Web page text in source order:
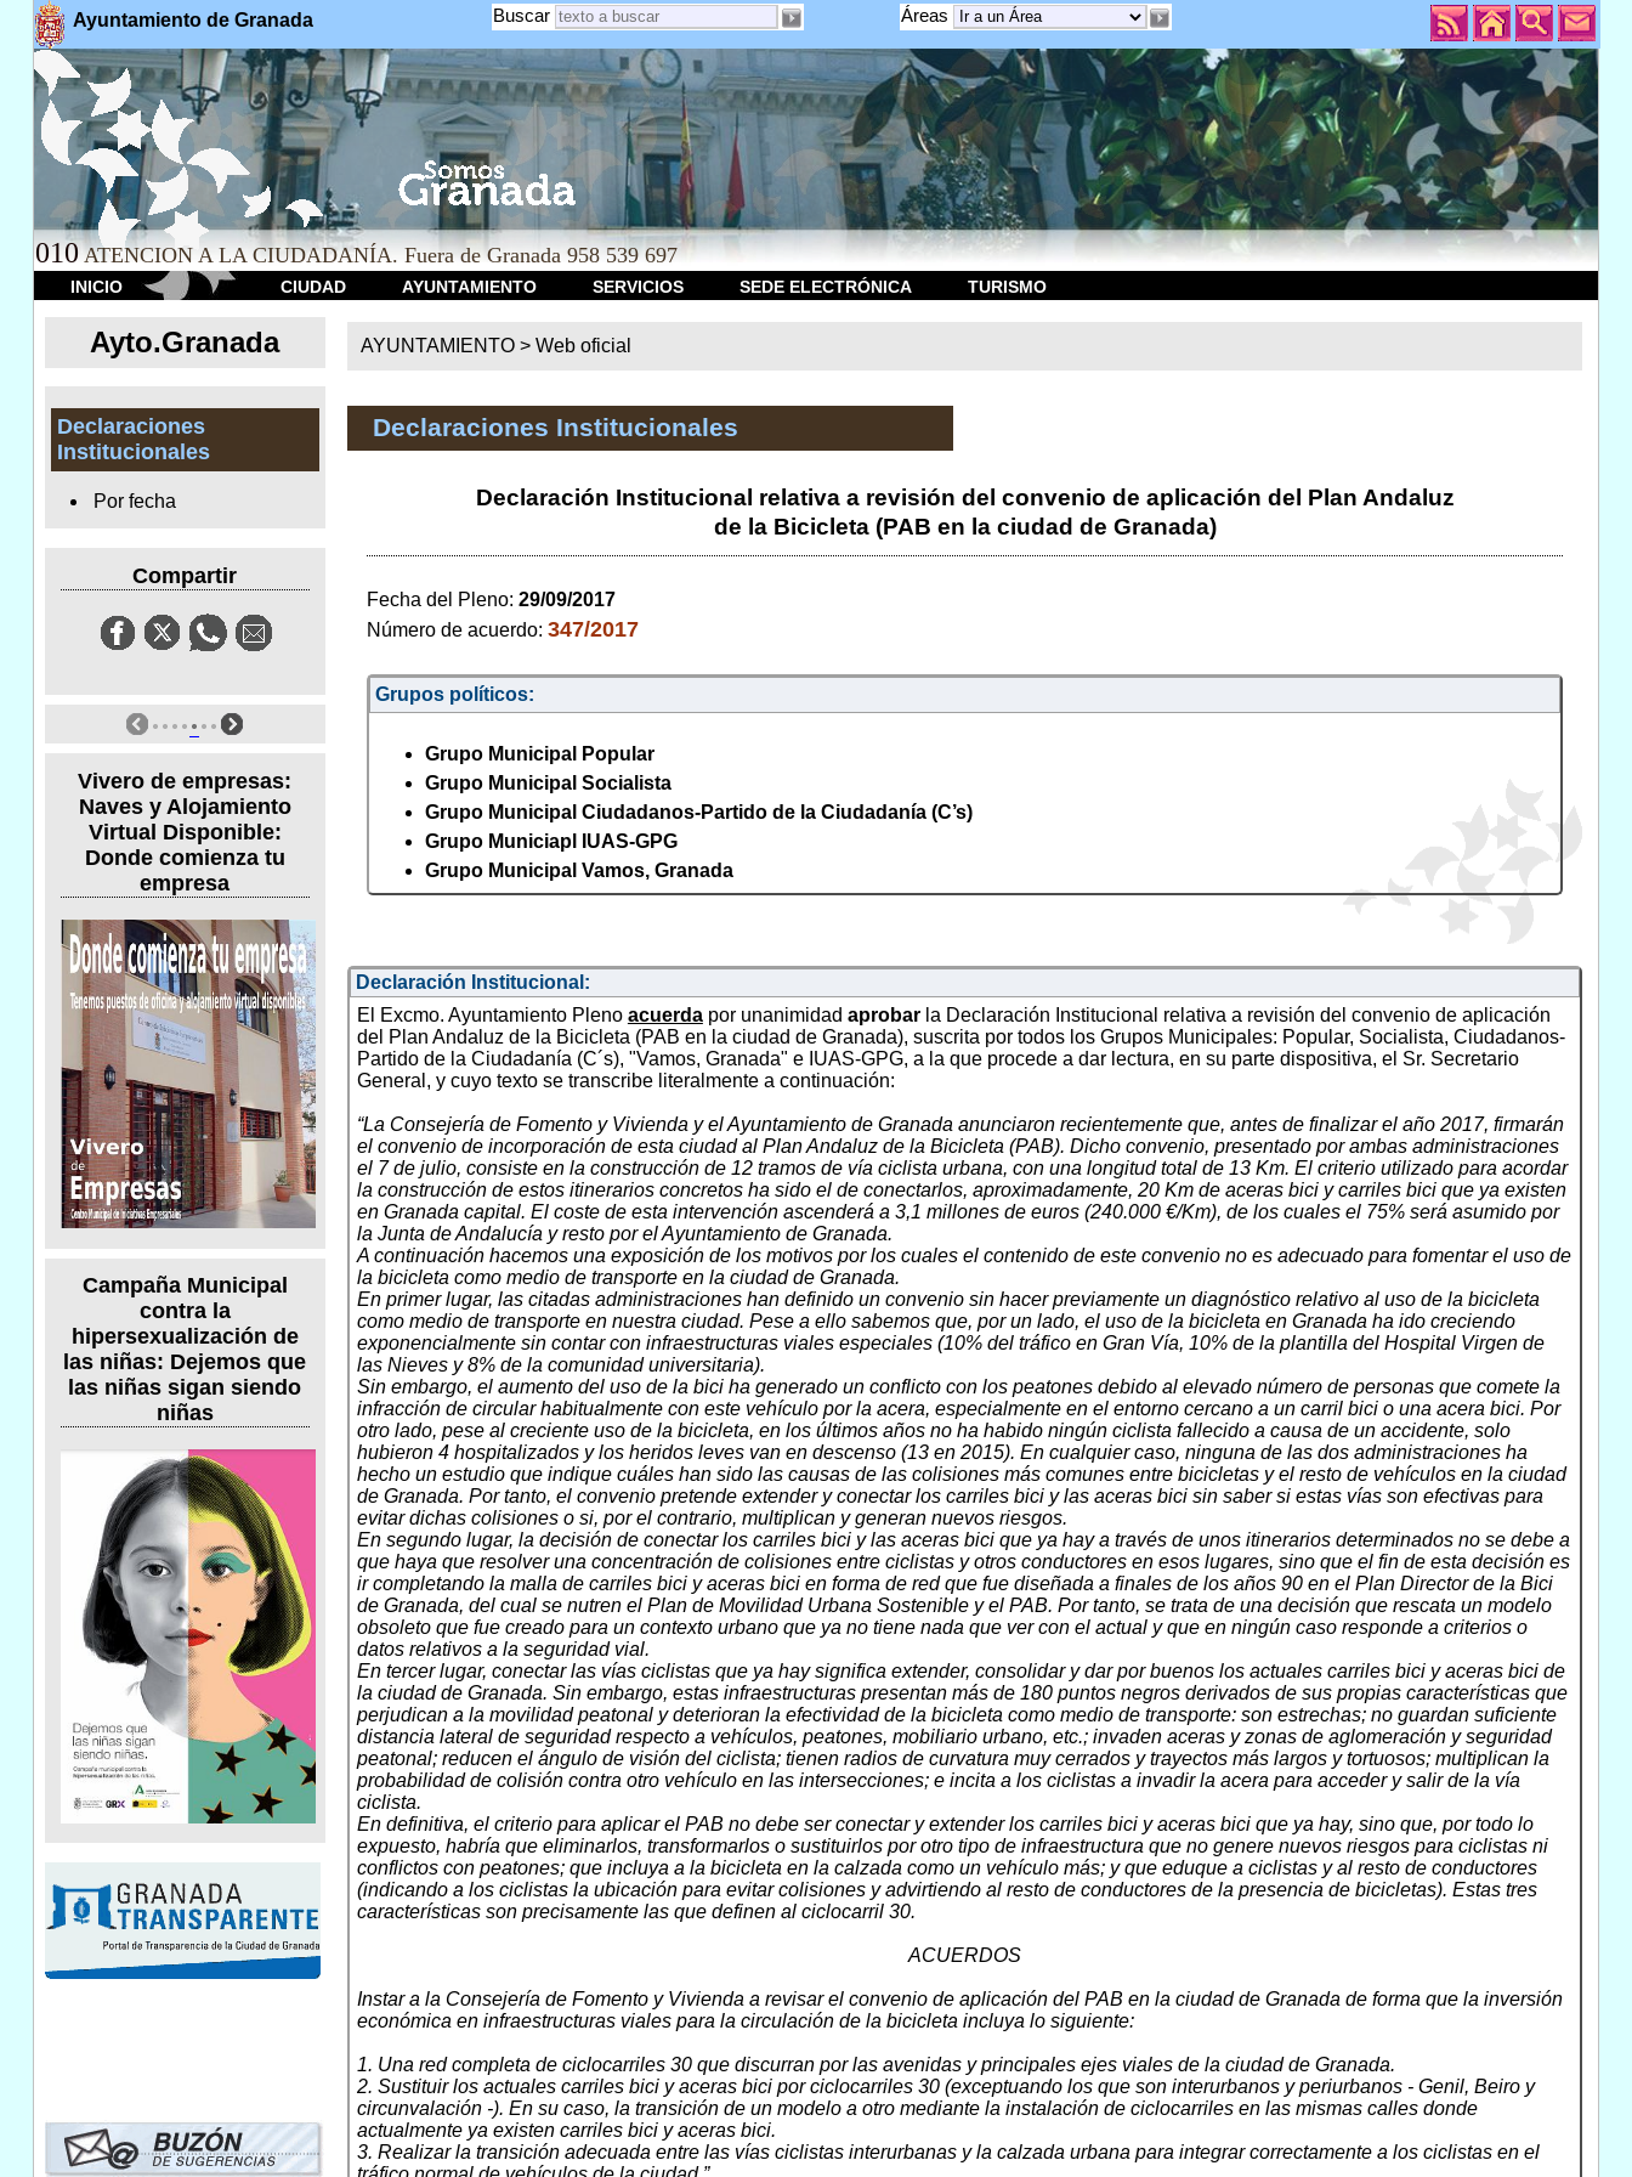
Ayuntamiento de Granada Áreas
Buscar
010 ATENCION A LA CIUDADANÍA. Fuera de Granada 958 539 697
INICIO CIUDAD AYUNTAMIENTO SERVICIOS SEDE ELECTRÓNICA TURISMO
Ayto.Granada
Declaraciones
Institucionales
Por fecha
Compartir
Vivero de empresas:
Naves y Alojamiento
Virtual Disponible:
Donde comienza tu
empresa
Campaña Municipal
contra la
hipersexualización de
las niñas: Dejemos que
las niñas sigan siendo
niñas
AYUNTAMIENTO > Web oficial
Declaraciones Institucionales
Declaración Institucional relativa a revisión del convenio de aplicación del Plan Andaluz
de la Bicicleta (PAB en la ciudad de Granada)
Fecha del Pleno: 29/09/2017
Número de acuerdo: 347/2017
Grupos políticos:
Grupo Municipal Popular
Grupo Municipal Socialista
Grupo Municipal Ciudadanos-Partido de la Ciudadanía (C’s)
Grupo Municiapl IUAS-GPG
Grupo Municipal Vamos, Granada
Declaración Institucional:
El Excmo. Ayuntamiento Pleno acuerdapor unanimidad aprobarla Declaración Institucional relativa a revisión del convenio de aplicación
del Plan Andaluz de la Bicicleta (PAB en la ciudad de Granada), suscrita por todos los Grupos Municipales: Popular, Socialista, Ciudadanos-
Partido de la Ciudadanía (C´s), "Vamos, Granada" e IUAS-GPG, a la que procede a dar lectura, en su parte dispositiva, el Sr. Secretario
General, y cuyo texto se transcribe literalmente a continuación:
“La Consejería de Fomento y Vivienda y el Ayuntamiento de Granada anunciaron recientemente que, antes de finalizar el año 2017, firmarán
el convenio de incorporación de esta ciudad al Plan Andaluz de la Bicicleta (PAB). Dicho convenio, presentado por ambas administraciones
el 7 de julio, consiste en la construcción de 12 tramos de vía ciclista urbana, con una longitud total de 13 Km. El criterio utilizado para acordar
la construcción de estos itinerarios concretos ha sido el de conectarlos, aproximadamente, 20 Km de aceras bici y carriles bici que ya existen
en Granada capital. El coste de esta intervención ascenderá a 3,1 millones de euros (240.000 €/Km), de los cuales el 75% será asumido por
la Junta de Andalucía y resto por el Ayuntamiento de Granada.
A continuación hacemos una exposición de los motivos por los cuales el contenido de este convenio no es adecuado para fomentar el uso de
la bicicleta como medio de transporte en la ciudad de Granada.
En primer lugar, las citadas administraciones han definido un convenio sin hacer previamente un diagnóstico relativo al uso de la bicicleta
como medio de transporte en nuestra ciudad. Pese a ello sabemos que, por un lado, el uso de la bicicleta en Granada ha ido creciendo
exponencialmente sin contar con infraestructuras viales especiales (10% del tráfico en Gran Vía, 10% de la plantilla del Hospital Virgen de
las Nieves y 8% de la comunidad universitaria).
Sin embargo, el aumento del uso de la bici ha generado un conflicto con los peatones debido al elevado número de personas que comete la
infracción de circular habitualmente con este vehículo por la acera, especialmente en el entorno cercano a un carril bici o una acera bici. Por
otro lado, pese al creciente uso de la bicicleta, en los últimos años no ha habido ningún ciclista fallecido a causa de un accidente, solo
hubieron 4 hospitalizados y los heridos leves van en descenso (13 en 2015). En cualquier caso, ninguna de las dos administraciones ha
hecho un estudio que indique cuáles han sido las causas de las colisiones más comunes entre bicicletas y el resto de vehículos en la ciudad
de Granada. Por tanto, el convenio pretende extender y conectar los carriles bici y las aceras bici sin saber si estas vías son efectivas para
evitar dichas colisiones o si, por el contrario, multiplican y generan nuevos riesgos.
En segundo lugar, la decisión de conectar los carriles bici y las aceras bici que ya hay a través de unos itinerarios determinados no se debe a
que haya que resolver una concentración de colisiones entre ciclistas y otros conductores en esos lugares, sino que el fin de esta decisión es
ir completando la malla de carriles bici y aceras bici en forma de red que fue diseñada a finales de los años 90 en el Plan Director de la Bici
de Granada, del cual se nutren el Plan de Movilidad Urbana Sostenible y el PAB. Por tanto, se trata de una decisión que rescata un modelo
obsoleto que fue creado para un contexto urbano que ya no tiene nada que ver con el actual y que en ningún caso responde a criterios o
datos relativos a la seguridad vial.
En tercer lugar, conectar las vías ciclistas que ya hay significa extender, consolidar y dar por buenos los actuales carriles bici y aceras bici de
la ciudad de Granada. Sin embargo, estas infraestructuras presentan más de 180 puntos negros derivados de sus propias características que
perjudican a la movilidad peatonal y deterioran la efectividad de la bicicleta como medio de transporte: son estrechas; no guardan suficiente
distancia lateral de seguridad respecto a vehículos, peatones, mobiliario urbano, etc.; invaden aceras y zonas de aglomeración y seguridad
peatonal; reducen el ángulo de visión del ciclista; tienen radios de curvatura muy cerrados y trayectos más largos y tortuosos; multiplican la
probabilidad de colisión contra otro vehículo en las intersecciones; e incita a los ciclistas a invadir la acera para acceder y salir de la vía
ciclista.
En definitiva, el criterio para aplicar el PAB no debe ser conectar y extender los carriles bici y aceras bici que ya hay, sino que, por todo lo
expuesto, habría que eliminarlos, transformarlos o sustituirlos por otro tipo de infraestructura que no genere nuevos riesgos para ciclistas ni
conflictos con peatones; que incluya a la bicicleta en la calzada como un vehículo más; y que eduque a ciclistas y al resto de conductores
(indicando a los ciclistas la ubicación para evitar colisiones y advirtiendo al resto de conductores de la presencia de bicicletas). Estas tres
características son precisamente las que definen al ciclocarril 30.
ACUERDOS
Instar a la Consejería de Fomento y Vivienda a revisar el convenio de aplicación del PAB en la ciudad de Granada de forma que la inversión
económica en infraestructuras viales para la circulación de la bicicleta incluya lo siguiente:
1. Una red completa de ciclocarriles 30 que discurran por las avenidas y principales ejes viales de la ciudad de Granada.
2. Sustituir los actuales carriles bici y aceras bici por ciclocarriles 30 (exceptuando los que son interurbanos y periurbanos - Genil, Beiro y
circunvalación -). En su caso, la transición de un modelo a otro mediante la instalación de ciclocarriles en las mismas calles donde
actualmente ya existen carriles bici y aceras bici.
3. Realizar la transición adecuada entre las vías ciclistas interurbanas y la calzada urbana para integrar correctamente a los ciclistas en el